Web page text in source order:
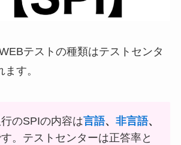
テストの種類はテストセンタ
す。
のSPIの内容は言語、非言語、
。テストセンターは正答率と